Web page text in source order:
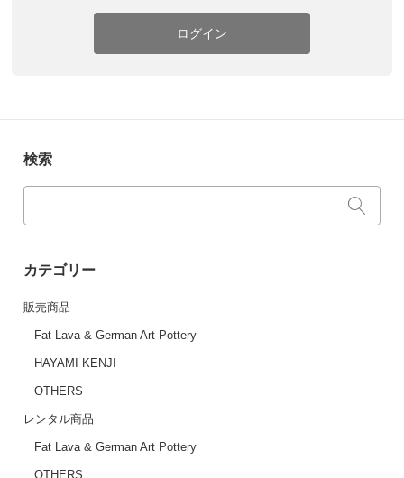
ログイン
検索
カテゴリー
販売商品
Fat Lava & German Art Pottery
HAYAMI KENJI
OTHERS
レンタル商品
Fat Lava & German Art Pottery
OTHERS